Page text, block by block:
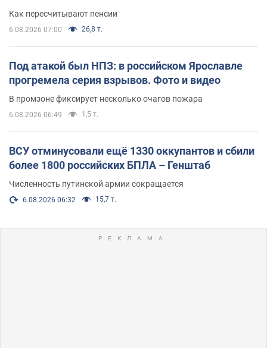
Как пересчитывают пенсии
6.08.2026 07:00 26,8 т.
Под атакой был НПЗ: в российском Ярославле
прогремела серия взрывов. Фото и видео
В промзоне фиксирует несколько очагов пожара
6.08.2026 06:49 1,5 т.
ВСУ отминусовали ещё 1330 оккупантов и сбили
более 1800 российских БПЛА – Генштаб
Численность путинской армии сокращается
6.08.2026 06:32 15,7 т.